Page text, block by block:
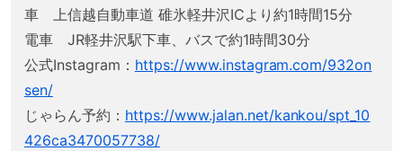
車 上信越自動車道 碓氷軽井沢ICより約1時間15分
電車 JR軽井沢駅下車、バスで約1時間30分
公式Instagram： https://www.instagram.com/932on
sen/
じゃらん予約： https://www.jalan.net/kankou/spt_10
426ca3470057738/